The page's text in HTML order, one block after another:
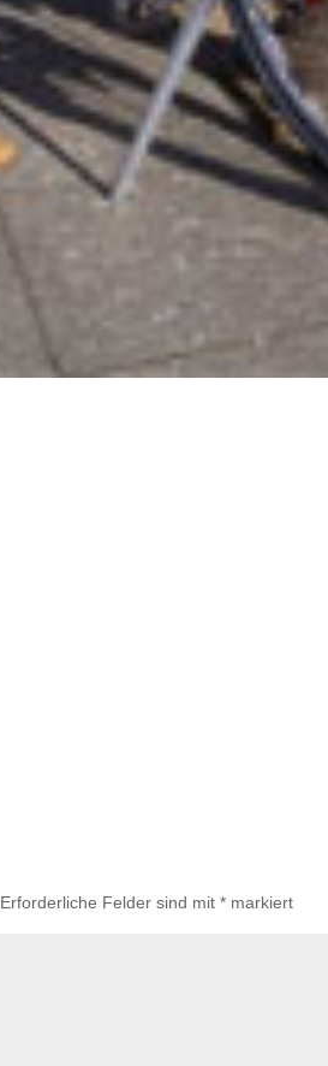
Erforderliche Felder sind mit* markiert